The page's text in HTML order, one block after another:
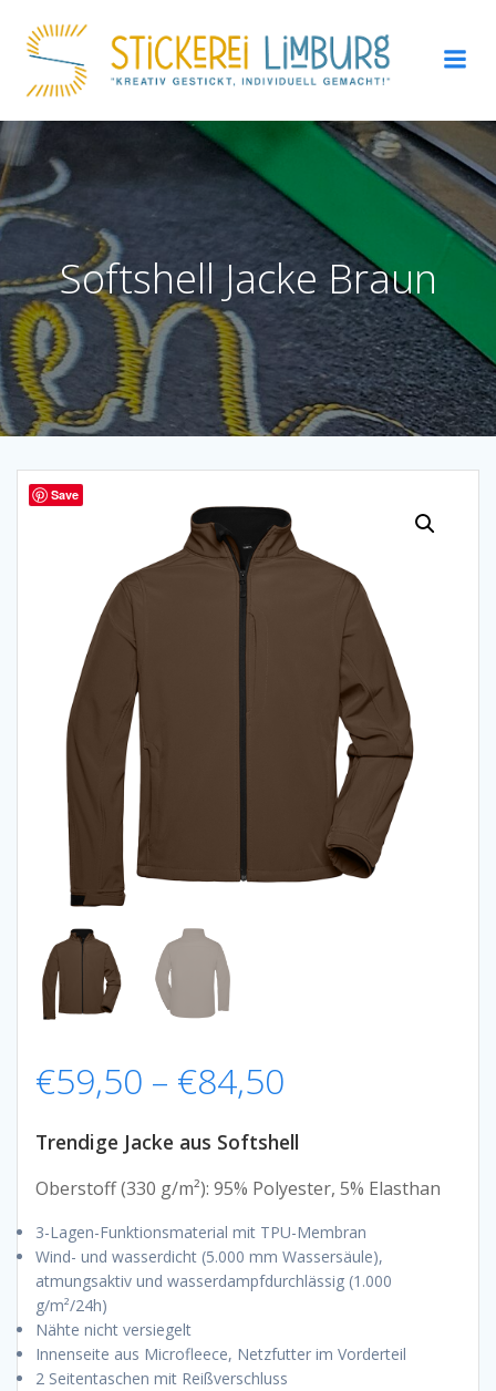
Inhalt
springen
Softshell Jacke Braun
Save
€59,50 – €84,50
€59,50
bis
€84,50
Trendige Jacke aus Softshell
Oberstoff (330 g/m²): 95% Polyester, 5% Elasthan
3-Lagen-Funktionsmaterial mit TPU-Membran
Wind- und wasserdicht (5.000 mm Wassersäule),
atmungsaktiv und wasserdampfdurchlässig (1.000
g/m²/24h)
Nähte nicht versiegelt
Innenseite aus Microfleece, Netzfutter im Vorderteil
2 Seitentaschen mit Reißverschluss